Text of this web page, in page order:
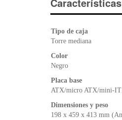
Tipo de caja
Torre mediana
Color
Negro
Placa base
ATX/micro ATX/mini-
Dimensiones y peso
198 x 459 x 413 mm